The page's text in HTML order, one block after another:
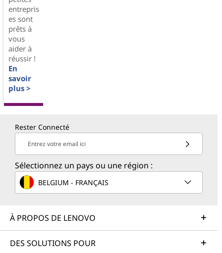
entrepris
es sont
prêts à
vous
aider à
réussir !
En
savoir
plus >
Rester Connecté
Entrez votre email ici
Sélectionnez un pays ou une région :
BELGIUM - FRANÇAIS
À PROPOS DE LENOVO
DES SOLUTIONS POUR